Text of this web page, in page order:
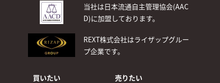
当社は日本流通自主管理協会(AAC
D)に加盟しております。
REXT株式会社はライザップグルー
プ企業です。
買いたい 売りたい